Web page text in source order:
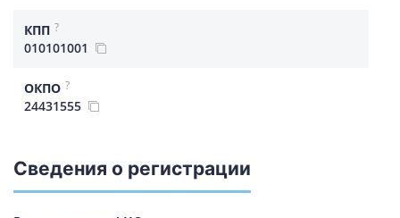
КПП ?
010101001
ОКПО ?
24431555
Сведения о регистрации